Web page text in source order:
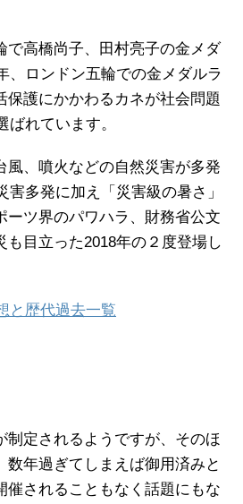
で高橋尚子、田村亮子の金メダ
、ロンドン五輪での金メダルラ
保護にかかわるカネが社会問題
ばれています。
風、噴火などの自然災害が多発
害多発に加え「災害級の暑さ」
ーツ界のパワハラ、財務省公文
も目立った2018年の２度登場し
と歴代過去一覧
制定されるようですが、そのほ
数年過ぎてしまえば御用済みと
催されることもなく話題にもな